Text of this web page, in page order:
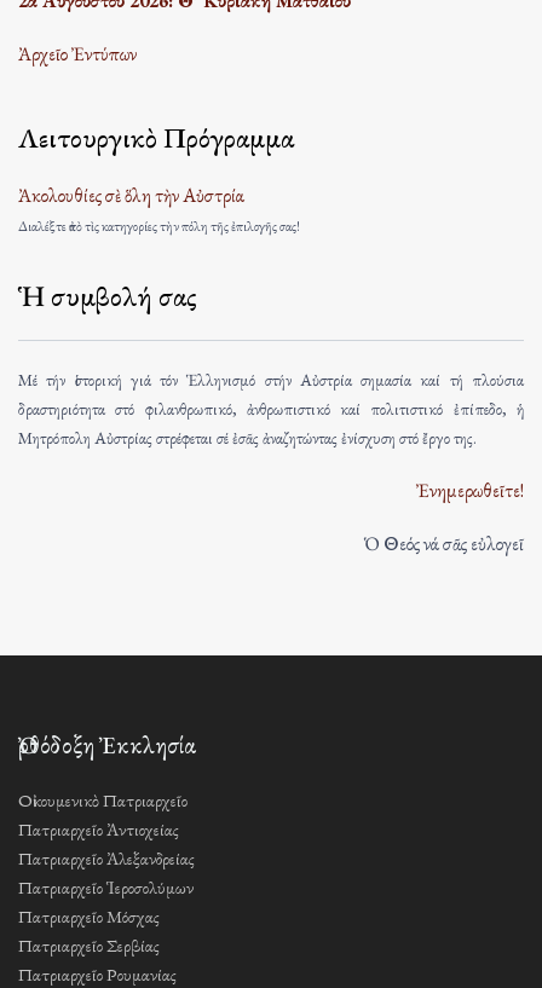
Ἀρχεῖο Ἐντύπων
Λειτουργικὸ Πρόγραμμα
Ἀκολουθίες σὲ ὅλη τὴν Αὐστρία
Διαλέξτε ἀπὸ τὶς κατηγορίες τὴν πόλη τῆς ἐπιλογῆς σας!
Ἡ συμβολή σας
Μέ τήν ἱστορική γιά τόν Ἑλληνισμό στήν Αὐστρία σημασία καί τή πλούσια
δραστηριότητα στό φιλανθρωπικό, ἀνθρωπιστικό καί πολιτιστικό ἐπίπεδο, ἡ
Μητρόπολη Αὐστρίας στρέφεται σέ ἐσᾶς ἀναζητώντας ἐνίσχυση στό ἔργο της.
Ἐνημερωθεῖτε!
Ὁ Θεός νά σᾶς εὐλογεῖ
Ὀρθόδοξη Ἐκκλησία
Οἰκουμενικὸ Πατριαρχεῖο
Πατριαρχεῖο Ἀντιοχείας
Πατριαρχεῖο Ἀλεξανδρείας
Πατριαρχεῖο Ἱεροσολύμων
Πατριαρχεῖο Μόσχας
Πατριαρχεῖο Σερβίας
Πατριαρχεῖο Ρουμανίας